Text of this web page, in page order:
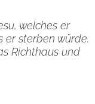
welches er
er sterben würde.
Richthaus und